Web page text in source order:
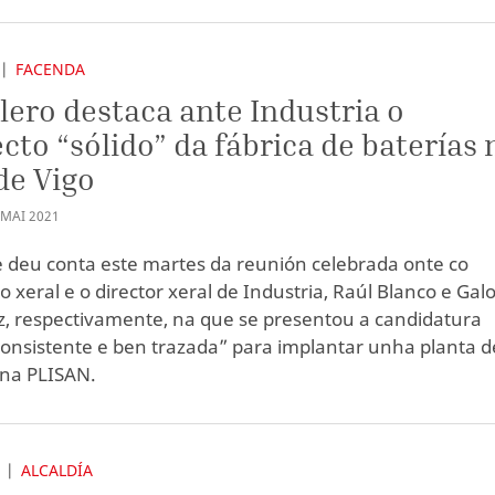
FACENDA
destaca ante Industria o
“sólido” da fábrica de baterías
Vigo
MAI2021
deu conta este martes da reunión celebrada onte co
xeral e o director xeral de Industria, Raúl Blanco e Galo
respectivamente, na que se presentou a candidatura
e ben trazada” para implantar unha planta
PLISAN.
ALCALDÍA